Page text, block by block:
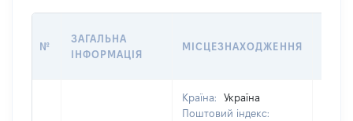
№
ЗАГАЛЬНА
ІНФОРМАЦІЯ
МІСЦЕЗНАХОДЖЕННЯ
Країна:
Україна
Поштовий індекс: